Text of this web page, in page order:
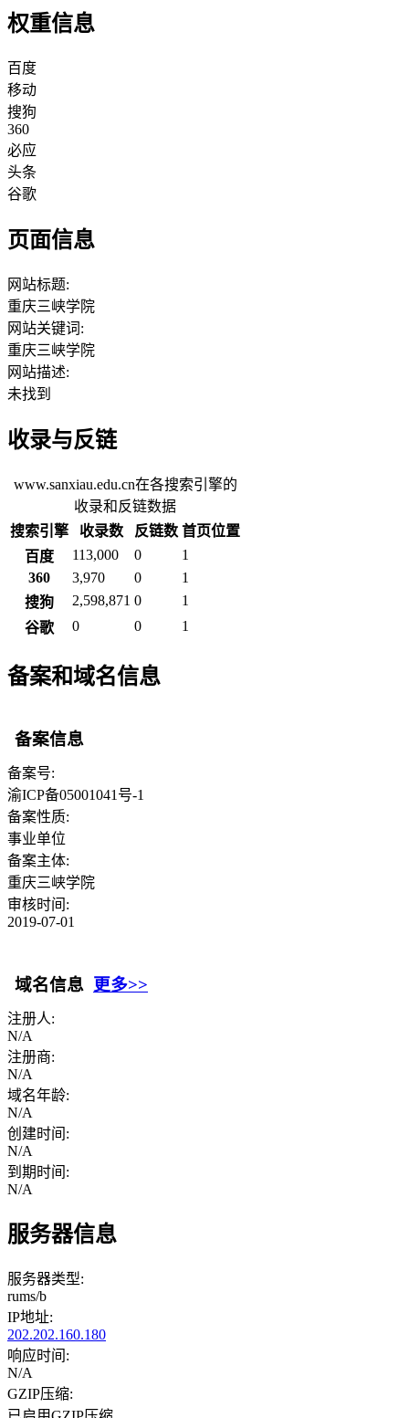
权重信息
百度
移动
搜狗
360
必应
头条
谷歌
页面信息
网站标题:
重庆三峡学院
网站关键词:
重庆三峡学院
网站描述:
未找到
收录与反链
www.sanxiau.edu.cn在各搜索引擎的
收录和反链数据
搜索引擎
收录数 反链数 首页位置
百度
113,000 0
1
360
3,970 0
1
搜狗
2,598,871 0
1
谷歌
0 0 1
备案和域名信息
备案信息
备案号:
渝ICP备05001041号-1
备案性质:
事业单位
备案主体:
重庆三峡学院
审核时间:
2019-07-01
域名信息 更多>>
注册人:
N/A
注册商:
N/A
域名年龄:
N/A
创建时间:
N/A
到期时间:
N/A
服务器信息
服务器类型:
rums/b
IP地址:
202.202.160.180
响应时间:
N/A
GZIP压缩: